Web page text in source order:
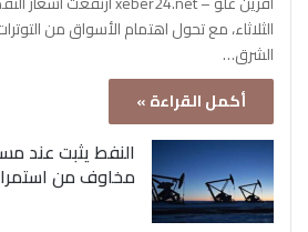
الثلاثاء، مع تحول اهتمام الأسواق من
الشرق…
أكمل القراءة »
النفط يثبت عند
مخاوف من